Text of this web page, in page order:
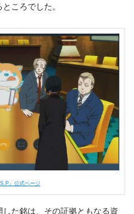
ころでした。
S.P』公式ページ
た銘は、その証拠ともなる資